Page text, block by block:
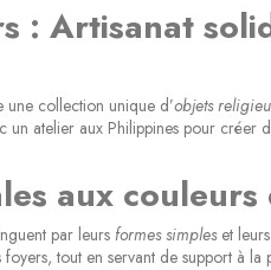
(5 avis)
: Artisanat
collection unique d’objets
atelier aux Philippines pour créer
aux
par leurs formes simpleset leurs
tout en servant de support à la